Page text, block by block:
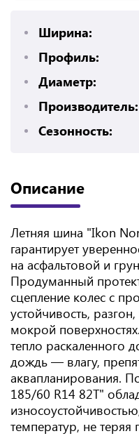
Ширина:
Профиль:
Диаметр:
Производитель:
Сезонность:
Описание
Летняя шина "Ikon
гарантирует
на асфальтовой и
Продуманный
сцепление колес с
устойчивость,
мокрой
тепло раскаленного
дождь — влагу,
аквапланирования.
185/60 R14 82T"
температур, не теряя